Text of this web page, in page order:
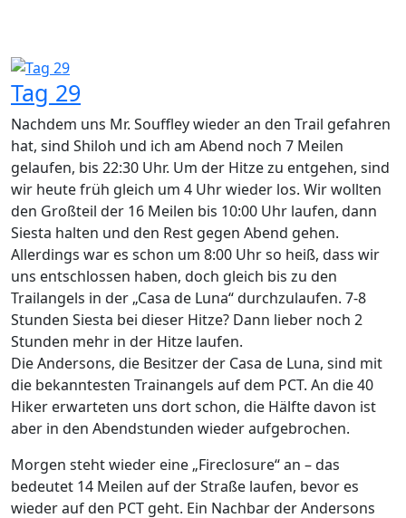
Tag 29
Nachdem uns Mr. Souffley wieder an den Trail gefahren
hat, sind Shiloh und ich am Abend noch 7 Meilen
gelaufen, bis 22:30 Uhr. Um der Hitze zu entgehen, sind
wir heute früh gleich um 4 Uhr wieder los. Wir wollten
den Großteil der 16 Meilen bis 10:00 Uhr laufen, dann
Siesta halten und den Rest gegen Abend gehen.
Allerdings war es schon um 8:00 Uhr so heiß, dass wir
uns entschlossen haben, doch gleich bis zu den
Trailangels in der „Casa de Luna“ durchzulaufen. 7-8
Stunden Siesta bei dieser Hitze? Dann lieber noch 2
Stunden mehr in der Hitze laufen.
Die Andersons, die Besitzer der Casa de Luna, sind mit
die bekanntesten Trainangels auf dem PCT. An die 40
Hiker erwarteten uns dort schon, die Hälfte davon ist
aber in den Abendstunden wieder aufgebrochen.
Morgen steht wieder eine „Fireclosure“ an – das
bedeutet 14 Meilen auf der Straße laufen, bevor es
wieder auf den PCT geht. Ein Nachbar der Andersons